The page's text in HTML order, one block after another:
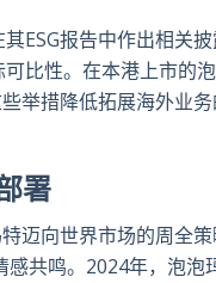
ESG报告中作出相关
比性。在本港上市的
举措降低拓展海外业
署
迈向世界市场的周全
共鸣。 2024年，泡泡